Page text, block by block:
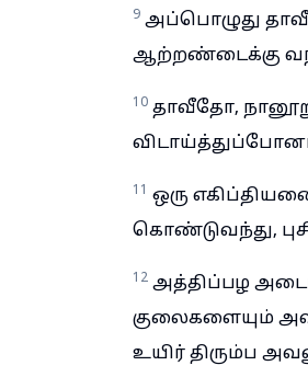
9 அப்பொழுது
ஆற்றண்டைக்கு
10 தாவீதோ,
11 ஒரு
கொண்டுவந்து,
12 அத்திப்பழ
குலைகளையும்
உயிர் திரும்ப